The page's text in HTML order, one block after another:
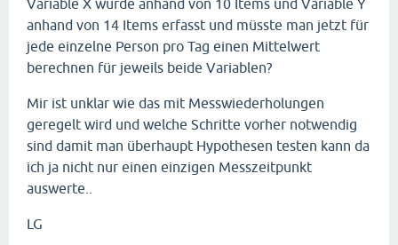
Variable X wurde anhand von 10 Items und Variable Y
anhand von 14 Items erfasst und müsste man jetzt für
jede einzelne Person pro Tag einen Mittelwert
berechnen für jeweils beide Variablen?
Mir ist unklar wie das mit Messwiederholungen
geregelt wird und welche Schritte vorher notwendig
sind damit man überhaupt Hypothesen testen kann da
ich ja nicht nur einen einzigen Messzeitpunkt
auswerte..
LG